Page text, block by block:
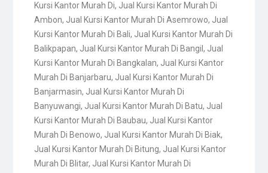
Kursi Kantor Murah Di, Jual Kursi Kantor Murah Di
Ambon, Jual Kursi Kantor Murah Di Asemrowo, Jual
Kursi Kantor Murah Di Bali, Jual Kursi Kantor Murah Di
Balikpapan, Jual Kursi Kantor Murah Di Bangil , Jual
Kursi Kantor Murah Di Bangkalan, Jual Kursi Kantor
Murah Di Banjarbaru, Jual Kursi Kantor Murah Di
Banjarmasin, Jual Kursi Kantor Murah Di
Banyuwangi, Jual Kursi Kantor Murah Di Batu, Jual
Kursi Kantor Murah Di Baubau, Jual Kursi Kantor
Murah Di Benowo, Jual Kursi Kantor Murah Di Biak,
Jual Kursi Kantor Murah Di Bitung, Jual Kursi Kantor
Murah Di Blitar, Jual Kursi Kantor Murah Di